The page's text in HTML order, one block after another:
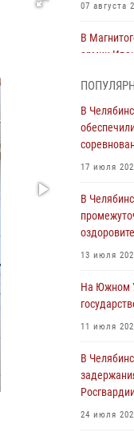
07 августа
В
армии
В
задержали
из
05 августа
На Южном
военно-
04 августа
воров в
04 августа
задержали
убийства
03 августа
В
17 июля
В
13 июля
На Южном
11 июля
В
24 июля